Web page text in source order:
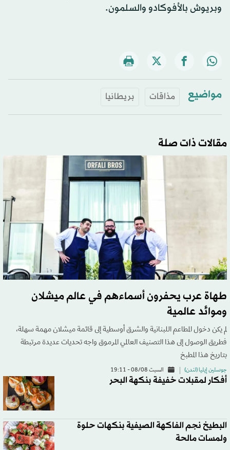
وبريوش بالأفوكادو والسلمون.
مواضيع مذاقات بريطانيا
مقالات ذات صلة
طهاة عرب يحفرون أسماءهم في عالم ميشلان
وموائد عالمية
لم يكن دخول المطاعم اللبنانية والشرق أوسطية إلى قائمة ميشلان مهمة سهلة،
فطريق الوصول إلى هذا التصنيف العالمي المرموق واجه تحديات عديدة مرتبطة
بتاريخ هذا المطبخ
جوسلين إيليا (لندن) السبت 08/08 - 19:11
أفكار لمقبلات خفيفة بنكهة البحر
البطيخ نجم الفاكهة الصيفية بنكهات حلوة
ولمسات مالحة